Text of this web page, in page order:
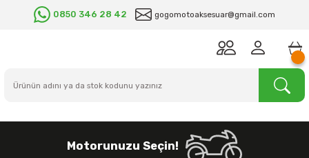
0850 346 28 42 gogomotoaksesuar@gmail.com
Motorunuzu Seçin!